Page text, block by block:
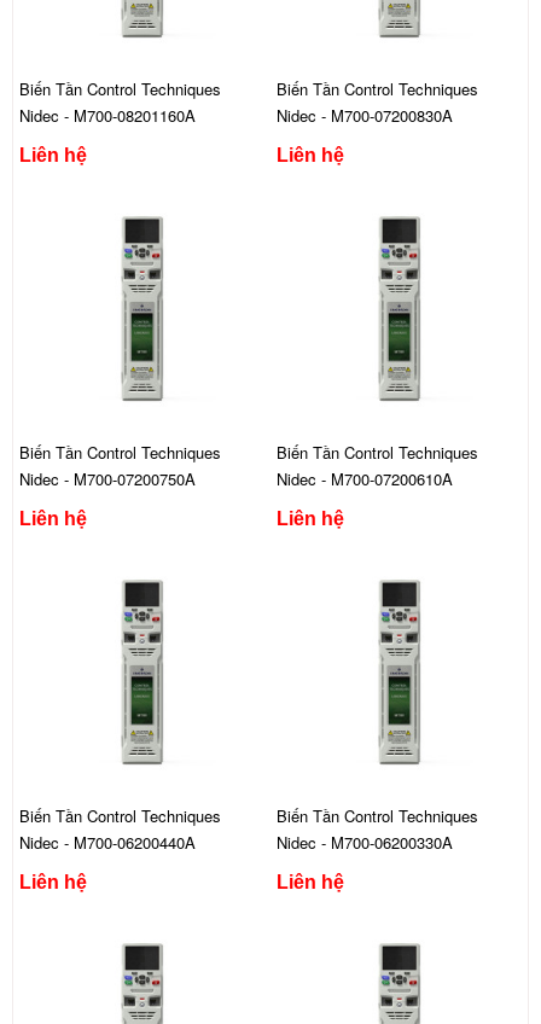
Biến Tần Control Techniques
Nidec - M700-08201160A
Liên hệ
Biến Tần Control Techniques
Nidec - M700-07200830A
Liên hệ
Biến Tần Control Techniques
Nidec - M700-07200750A
Liên hệ
Biến Tần Control Techniques
Nidec - M700-07200610A
Liên hệ
Biến Tần Control Techniques
Nidec - M700-06200440A
Liên hệ
Biến Tần Control Techniques
Nidec - M700-06200330A
Liên hệ